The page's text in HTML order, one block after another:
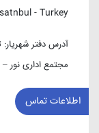
- Turkey
آدرس دفتر شهریار:
مجتمع اداری نور –
اطلاعات تماس